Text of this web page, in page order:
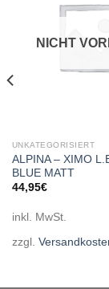
NICHT
UNKATEGORISIERT
ALPINA – XIMO
BLUE MATT
44,95€
inkl. MwSt.
zzgl.